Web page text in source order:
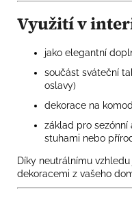
Využití v
jako elegantní
součást sváteční
oslavy)
dekorace na
základ pro sezónní
stuhami nebo
Díky neutrálnímu
dekoracemi z vašeho